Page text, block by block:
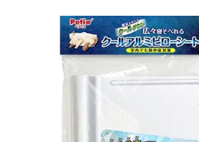
ブランド別に探す
目的別に探す